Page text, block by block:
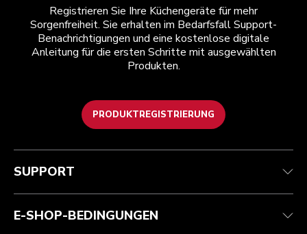
Registrieren Sie Ihre Küchengeräte für mehr
Sorgenfreiheit. Sie erhalten im Bedarfsfall Support-
Benachrichtigungen und eine kostenlose digitale
Anleitung für die ersten Schritte mit ausgewählten
Produkten.
PRODUKTREGISTRIERUNG
Health Check
Verfolgen Sie Ihre Bestellung
Garantie und Dokumente
Häufig gestellte fragen
Teilnahmebedingungen
Rückgaben und Erstattungen
Impressum
ODR
Die Marke
Händlersuche
SUPPORT
E-SHOP-BEDINGUNGEN